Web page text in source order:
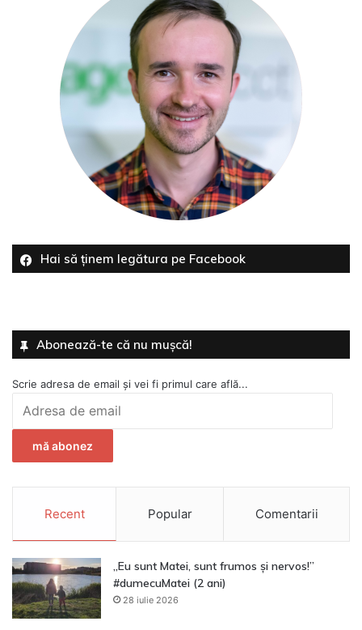
Hai să ținem legătura pe Facebook
Abonează-te că nu mușcă!
Scrie adresa de email și vei fi primul care află...
de
mă abonez
Recent Popular Comentarii
„Eu sunt Matei, sunt frumos și nervos!”
#dumecuMatei (2 ani)
28 iulie 2026